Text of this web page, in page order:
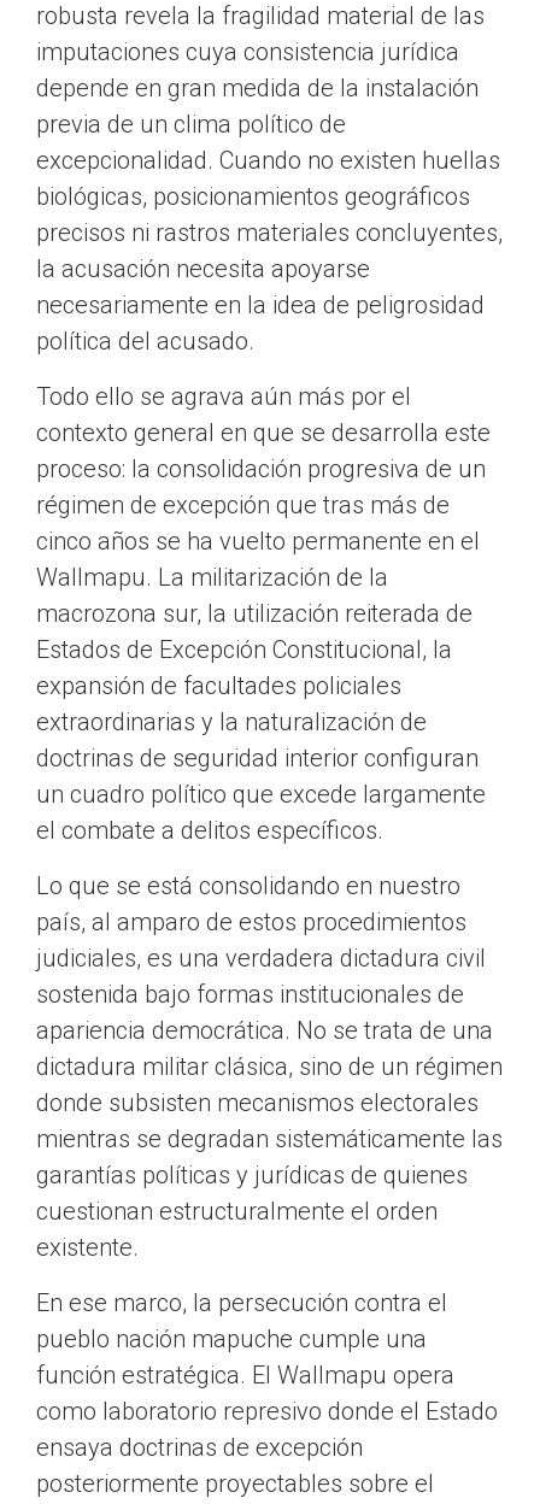
robusta revela la fragilidad material de las
imputaciones cuya consistencia jurídica
depende en gran medida de la instalación
previa de un clima político de
excepcionalidad. Cuando no existen huellas
biológicas, posicionamientos geográficos
precisos ni rastros materiales concluyentes,
la acusación necesita apoyarse
necesariamente en la idea de peligrosidad
política del acusado.
Todo ello se agrava aún más por el
contexto general en que se desarrolla este
proceso: la consolidación progresiva de un
régimen de excepción que tras más de
cinco años se ha vuelto permanente en el
Wallmapu. La militarización de la
macrozona sur, la utilización reiterada de
Estados de Excepción Constitucional, la
expansión de facultades policiales
extraordinarias y la naturalización de
doctrinas de seguridad interior configuran
un cuadro político que excede largamente
el combate a delitos específicos.
Lo que se está consolidando en nuestro
país, al amparo de estos procedimientos
judiciales, es una verdadera dictadura civil
sostenida bajo formas institucionales de
apariencia democrática. No se trata de una
dictadura militar clásica, sino de un régimen
donde subsisten mecanismos electorales
mientras se degradan sistemáticamente las
garantías políticas y jurídicas de quienes
cuestionan estructuralmente el orden
existente.
En ese marco, la persecución contra el
pueblo nación mapuche cumple una
función estratégica. El Wallmapu opera
como laboratorio represivo donde el Estado
ensaya doctrinas de excepción
posteriormente proyectables sobre el